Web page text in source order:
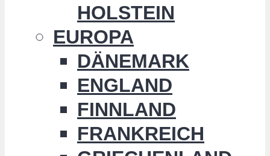
HOLSTEIN
EUROPA
DÄNEMARK
ENGLAND
FINNLAND
FRANKREICH